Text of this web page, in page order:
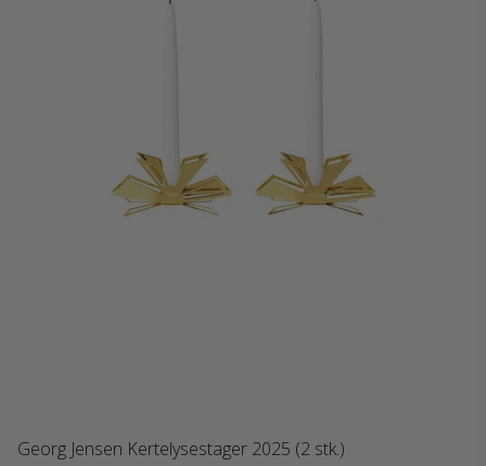
Georg Jensen Kertelysestager 2025 (2 stk.)